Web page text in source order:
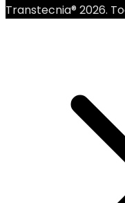
Transtecnia® 2026.